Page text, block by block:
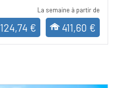
La semaine à partir de
124,74 € 411,60 €